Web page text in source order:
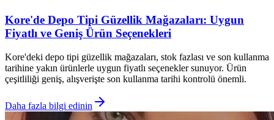
Kore'de Depo Tipi Güzellik Mağazaları: Uygun
Fiyatlı ve Geniş Ürün Seçenekleri
Kore'deki depo tipi güzellik mağazaları, stok fazlası ve son kullanma
tarihine yakın ürünlerle uygun fiyatlı seçenekler sunuyor. Ürün
çeşitliliği geniş, alışverişte son kullanma tarihi kontrolü önemli.
Daha fazla bilgi edinin